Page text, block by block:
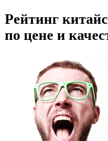
Рейтинг
по цене и